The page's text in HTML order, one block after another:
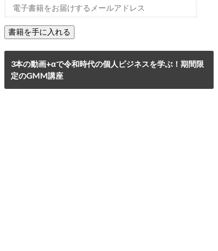
3本の動画+αで令和時代の個人ビジネスを学ぶ！期間限
定のGMM講座